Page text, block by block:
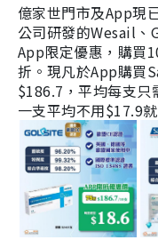
億家世門市及App現
公司研發的Wesail
App限定優惠，購買
折。現凡於App購買
$186.7，平均每支只
一支平均不用$17.9